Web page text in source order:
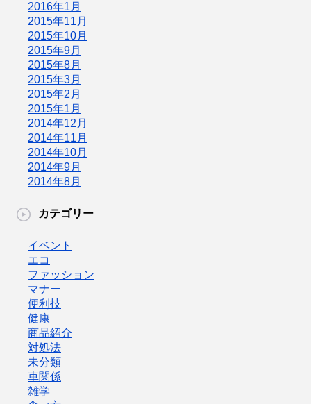
2016年1月
2015年11月
2015年10月
2015年9月
2015年8月
2015年3月
2015年2月
2015年1月
2014年12月
2014年11月
2014年10月
2014年9月
2014年8月
カテゴリー
イベント
エコ
ファッション
マナー
便利技
健康
商品紹介
対処法
未分類
車関係
雑学